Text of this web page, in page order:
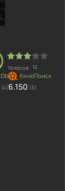
Голосов: 12
(4)6.150 (5)